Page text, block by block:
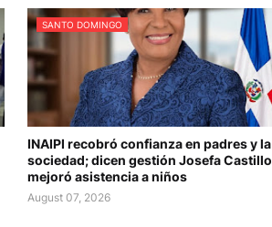
SANTO DOMINGO
INAIPI recobró confianza en padres y la
sociedad; dicen gestión Josefa Castillo
mejoró asistencia a niños
August 07, 2026